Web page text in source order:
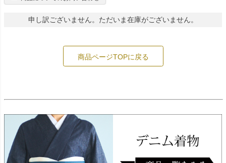
申し訳ございません。ただいま在庫がございません。
商品ページTOPに戻る